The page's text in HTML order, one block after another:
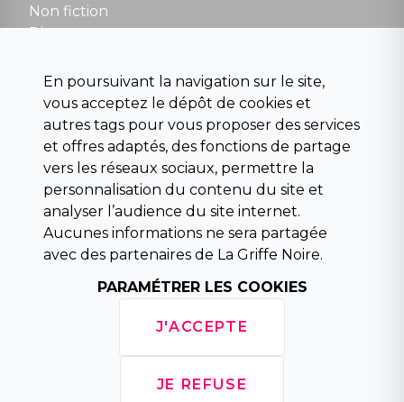
Non fiction
Divers
Beaux livres et art
Para scolaire
Histoire
Pochoteque
Pleiade
INFORMATIONS
Droit de rétractation
Conditions générales de vente
Horaires d'ouverture
Politique de confidentialité
En poursuivant la navigation sur le site,
vous acceptez le dépôt de cookies et
autres tags pour vous proposer des services
et offres adaptés, des fonctions de partage
vers les réseaux sociaux, permettre la
personnalisation du contenu du site et
analyser l’audience du site internet.
Aucunes informations ne sera partagée
avec des partenaires de La Griffe Noire.
PARAMÉTRER LES COOKIES
J'ACCEPTE
JE REFUSE